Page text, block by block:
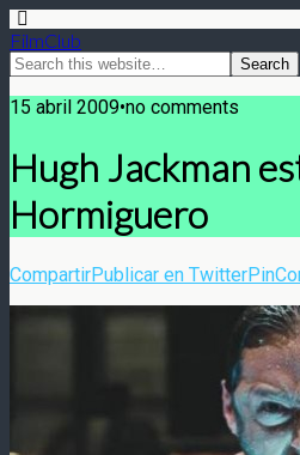
FilmClub
15 abril 2009•no comments
Hugh Jackman
Hormiguero
CompartirPublicar en TwitterPin